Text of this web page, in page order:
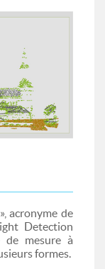
acronyme de
Detection
de mesure à
formes.